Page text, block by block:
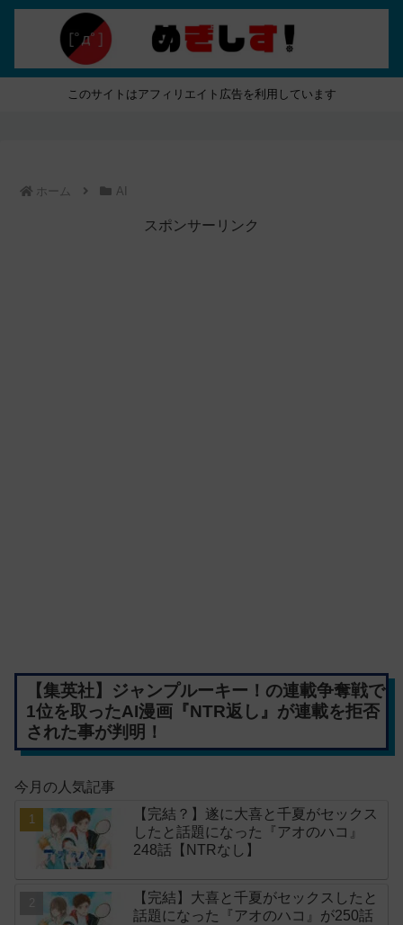
このサイトはアフィリエイト広告を利用しています
ホーム AI
スポンサーリンク
【集英社】ジャンプルーキー！の連載争奪戦で
1位を取ったAI漫画『NTR返し』が連載を拒否
された事が判明！
今月の人気記事
【完結？】遂に大喜と千夏がセックス
したと話題になった『アオのハコ』
248話【NTRなし】
【完結】大喜と千夏がセックスしたと
話題になった『アオのハコ』が250話